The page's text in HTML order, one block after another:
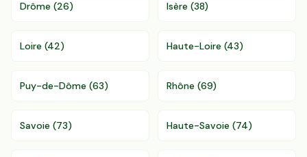
Drôme (26) Isère (38)
Loire (42) Haute-Loire (43)
Puy-de-Dôme (63) Rhône (69)
Savoie (73) Haute-Savoie (74)